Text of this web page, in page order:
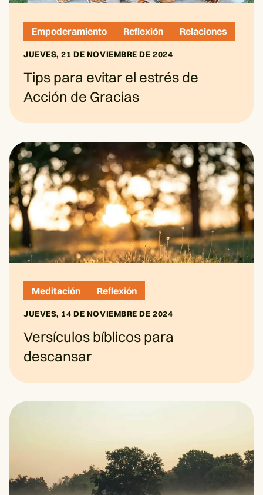
Empoderamiento Reflexión Relaciones
JUEVES, 21 DE NOVIEMBRE DE 2024
Tips para evitar el estrés de
Acción de Gracias
Meditación Reflexión
JUEVES, 14 DE NOVIEMBRE DE 2024
Versículos bíblicos para
descansar